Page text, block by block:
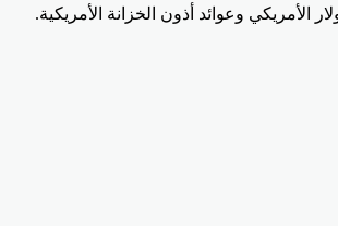
وعوائد أذون الخزانة الأمريكية.